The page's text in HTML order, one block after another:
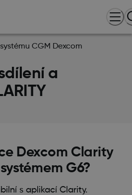
CGM Dexcom
a
Dexcom Clarity
G6?
s aplikací Clarity.